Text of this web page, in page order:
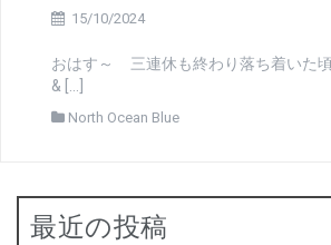
15/10/2024
おはす～ 三連休も終わり落ち着いた
& […]
North Ocean Blue
最近の投稿